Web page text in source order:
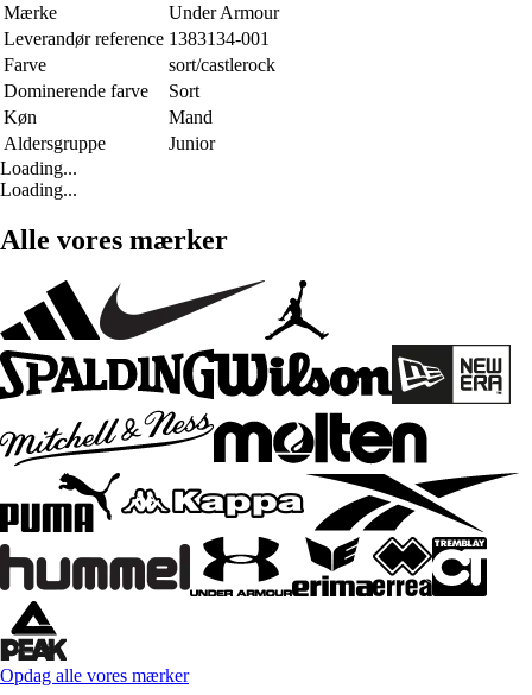
Mærke
Under Armour
Leverandør reference 1383134-001
Farve
sort/castlerock
Dominerende farve
Sort
Køn
Mand
Aldersgruppe
Junior
Loading...
Loading...
Alle vores mærker
Opdag alle vores mærker